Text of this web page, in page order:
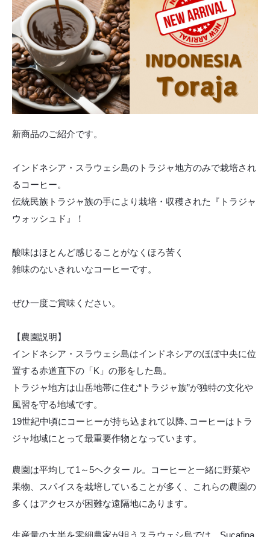
新商品のご紹介です。
インドネシア・スラウェシ島のトラジャ地方のみで栽培され
るコーヒー。
伝統民族トラジャ族の手により栽培・収穫された『トラジャ
ウォッシュド』！
酸味はほとんど感じることがなくほろ苦く
雑味のないきれいなコーヒーです。
ぜひ一度ご賞味ください。
【農園説明】
インドネシア・スラウェシ島はインドネシアのほぼ中央に位
置する赤道直下の「K」の形をした島。
トラジャ地方は山岳地帯に住む“トラジャ族”が独特の文化や
風習を守る地域です。
19世紀中頃にコーヒーが持ち込まれて以降､コーヒーはトラ
ジャ地域にとって最重要作物となっています。
農園は平均して1～5ヘクター ル。コーヒーと一緒に野菜や
果物、スパイスを栽培していることが多く、これらの農園の
多くはアクセスが困難な遠隔地にあります。
生産量の大半を零細農家が担うスラウェシ島では、Sucafina